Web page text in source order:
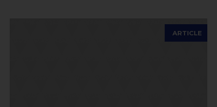
ARTICLE